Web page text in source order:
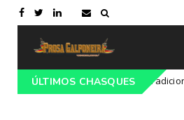
ÚLTIMOS CHASQUES
do 68º Congresso